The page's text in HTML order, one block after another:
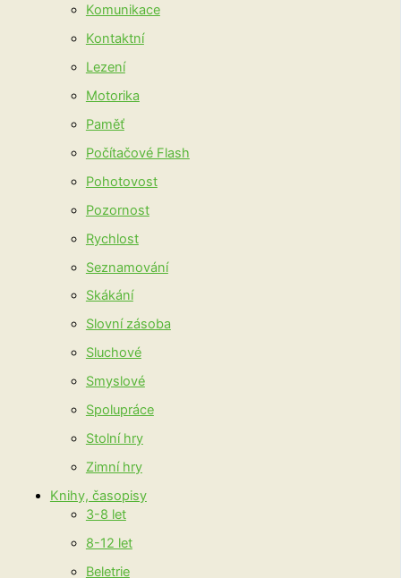
Komunikace
Kontaktní
Lezení
Motorika
Paměť
Počítačové Flash
Pohotovost
Pozornost
Rychlost
Seznamování
Skákání
Slovní zásoba
Sluchové
Smyslové
Spolupráce
Stolní hry
Zimní hry
Knihy, časopisy
3-8 let
8-12 let
Beletrie